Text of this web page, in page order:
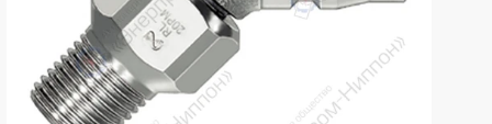
ksldkfjsdlfkjsls;ldfkgjsdl;kfkфыва
ksldkfjsdlfkjsls;ldfkgjsdl;kfkфыва
k
ksldkfjsdlfkjsls;ldfkgjsdl;kfkфыва